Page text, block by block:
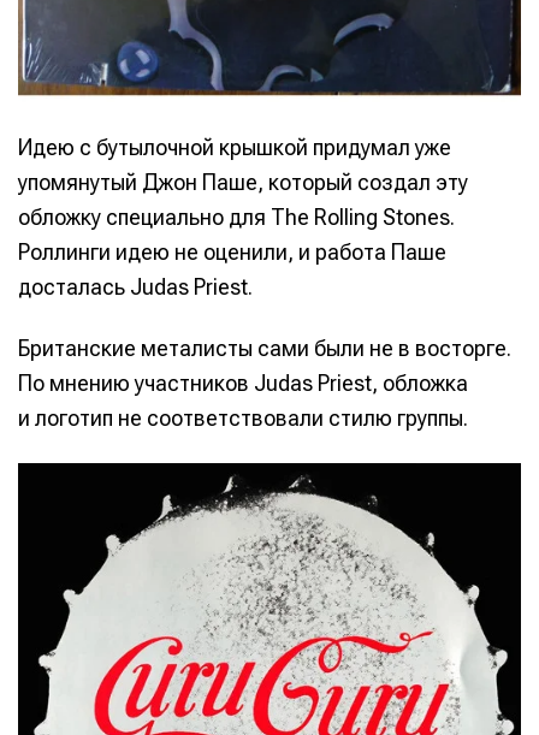
Идею с бутылочной крышкой придумал уже
упомянутый Джон Паше, который создал эту
обложку специально для The Rolling Stones.
Роллинги идею не оценили, и работа Паше
досталась Judas Priest.
Британские металисты сами были не в восторге.
По мнению участников Judas Priest, обложка
и логотип не соответствовали стилю группы.